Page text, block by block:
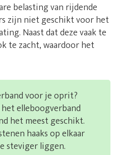
belasting van rijdende
zijn niet geschikt voor het
Naast dat deze vaak te
te zacht, waardoor het
voor je oprit?
elleboogverband
het meest geschikt.
haaks op elkaar
steviger liggen.